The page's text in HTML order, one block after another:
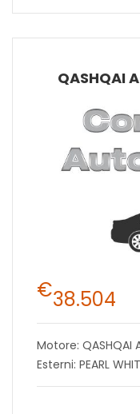
QASHQAI
€38.504
Motore: QASHQAI
Esterni: PEARL